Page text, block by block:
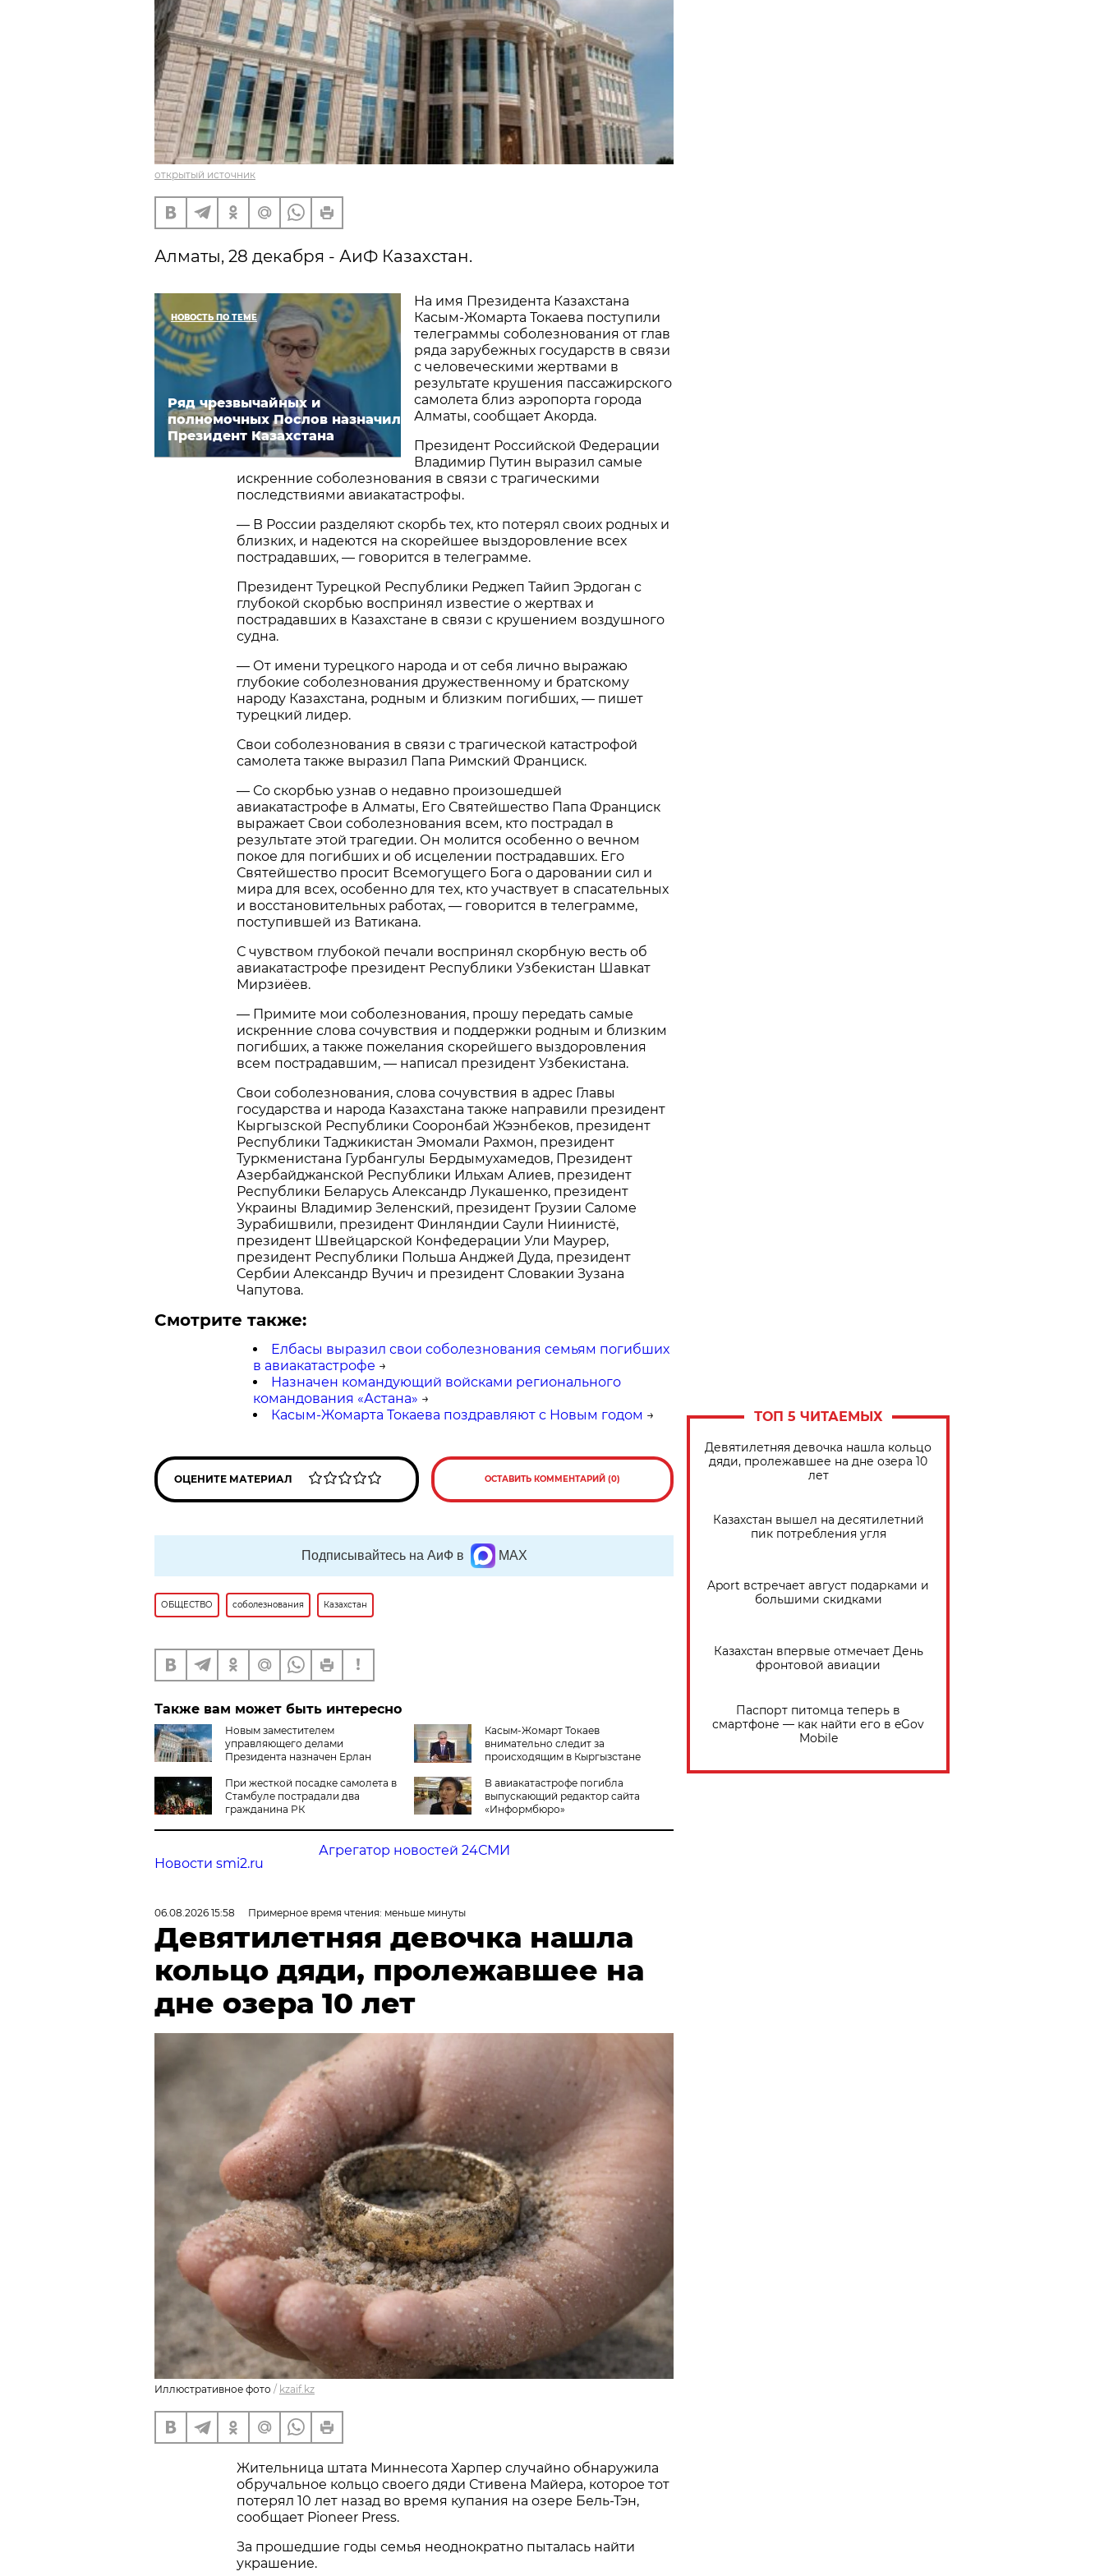
открытый источник
Алматы, 28 декабря - АиФ Казахстан.
НОВОСТЬ ПО ТЕМЕ
Ряд чрезвычайных и
полномочных Послов назначил
Президент Казахстана
На имя Президента Казахстана
Касым-Жомарта Токаева поступили
телеграммы соболезнования от глав
ряда зарубежных государств в связи
с человеческими жертвами в
результате крушения пассажирского
самолета близ аэропорта города
Алматы, сообщает Акорда.
Президент Российской Федерации
Владимир Путин выразил самые
искренние соболезнования в связи с трагическими
последствиями авиакатастрофы.
— В России разделяют скорбь тех, кто потерял своих родных и
близких, и надеются на скорейшее выздоровление всех
пострадавших, — говорится в телеграмме.
Президент Турецкой Республики Реджеп Тайип Эрдоган с
глубокой скорбью воспринял известие о жертвах и
пострадавших в Казахстане в связи с крушением воздушного
судна.
— От имени турецкого народа и от себя лично выражаю
глубокие соболезнования дружественному и братскому
народу Казахстана, родным и близким погибших, — пишет
турецкий лидер.
Свои соболезнования в связи с трагической катастрофой
самолета также выразил Папа Римский Франциск.
— Со скорбью узнав о недавно произошедшей
авиакатастрофе в Алматы, Его Святейшество Папа Франциск
выражает Свои соболезнования всем, кто пострадал в
результате этой трагедии. Он молится особенно о вечном
покое для погибших и об исцелении пострадавших. Его
Святейшество просит Всемогущего Бога о даровании сил и
мира для всех, особенно для тех, кто участвует в спасательных
и восстановительных работах, — говорится в телеграмме,
поступившей из Ватикана.
С чувством глубокой печали воспринял скорбную весть об
авиакатастрофе президент Республики Узбекистан Шавкат
Мирзиёев.
— Примите мои соболезнования, прошу передать самые
искренние слова сочувствия и поддержки родным и близким
погибших, а также пожелания скорейшего выздоровления
всем пострадавшим, — написал президент Узбекистана.
Свои соболезнования, слова сочувствия в адрес Главы
государства и народа Казахстана также направили президент
Кыргызской Республики Сооронбай Жээнбеков, президент
Республики Таджикистан Эмомали Рахмон, президент
Туркменистана Гурбангулы Бердымухамедов, Президент
Азербайджанской Республики Ильхам Алиев, президент
Республики Беларусь Александр Лукашенко, президент
Украины Владимир Зеленский, президент Грузии Саломе
Зурабишвили, президент Финляндии Саули Ниинистё,
президент Швейцарской Конфедерации Ули Маурер,
президент Республики Польша Анджей Дуда, президент
Сербии Александр Вучич и президент Словакии Зузана
Чапутова.
Смотрите также:
Елбасы выразил свои соболезнования семьям погибших
в авиакатастрофе →
Назначен командующий войсками регионального
командования «Астана» →
Касым-Жомарта Токаева поздравляют с Новым годом →
ОЦЕНИТЕ МАТЕРИАЛ ОСТАВИТЬ КОММЕНТАРИЙ (0)
Подписывайтесь на АиФ в MAX
ОБЩЕСТВО соболезнования Казахстан
Также вам может быть интересно
Новым заместителем
управляющего делами
Президента назначен Ерлан
Касым-Жомарт Токаев
внимательно следит за
происходящим в Кыргызстане
При жесткой посадке самолета в
Стамбуле пострадали два
гражданина РК
В авиакатастрофе погибла
выпускающий редактор сайта
«Информбюро»
Агрегатор новостей 24СМИ
Новости smi2.ru
ТОП 5 ЧИТАЕМЫХ
Девятилетняя девочка нашла кольцо
дяди, пролежавшее на дне озера 10
лет
Казахстан вышел на десятилетний
пик потребления угля
Aport встречает август подарками и
большими скидками
Казахстан впервые отмечает День
фронтовой авиации
Паспорт питомца теперь в
смартфоне — как найти его в eGov
Mobile
06.08.2026 15:58 Примерное время чтения: меньше минуты
Девятилетняя девочка нашла
кольцо дяди, пролежавшее на
дне озера 10 лет
Иллюстративное фото / kzaif.kz
Жительница штата Миннесота Харпер случайно обнаружила
обручальное кольцо своего дяди Стивена Майера, которое тот
потерял 10 лет назад во время купания на озере Бель-Тэн,
сообщает Pioneer Press.
За прошедшие годы семья неоднократно пыталась найти
украшение.